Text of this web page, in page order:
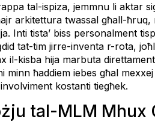
tal-ispiza, jemmnu li aktar
arkitettura twassal għall-
Inti tista’ biss personalment
tat-tim jirre-inventa r-rota,
il-kisba hija marbuta
ħaddiem iebes għal
kostanti tiegħek.
tal-MLM Mhux